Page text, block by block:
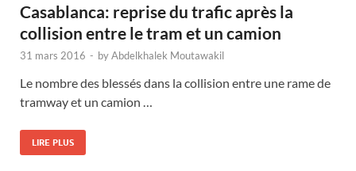
Casablanca: reprise du trafic après la
collision entre le tram et un camion
31 mars 2016 - byAbdelkhalek Moutawakil
Le nombre des blessés dans la collision entre une rame de
tramway et un camion …
LIRE PLUS